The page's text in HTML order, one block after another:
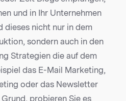
und in Ihr Unternehmen
dieses nicht nur in dem
sondern auch in den
Strategien die auf dem
das E-Mail Marketing,
oder das Newsletter
probieren Sie es